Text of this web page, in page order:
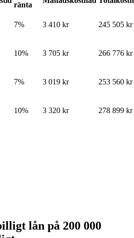
ränta
7% 3 410 kr 245 505 kr
10% 3 705 kr 266 776 kr
7% 3 019 kr 253 560 kr
10% 3 320 kr 278 899 kr
lån på 200 000